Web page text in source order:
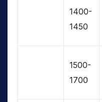
1400-
1450
1500-
1700